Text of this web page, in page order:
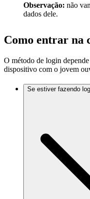
Observação: não
dados dele.
Como entrar na
O método de login
dispositivo com o jovem
Se estiver fazendo